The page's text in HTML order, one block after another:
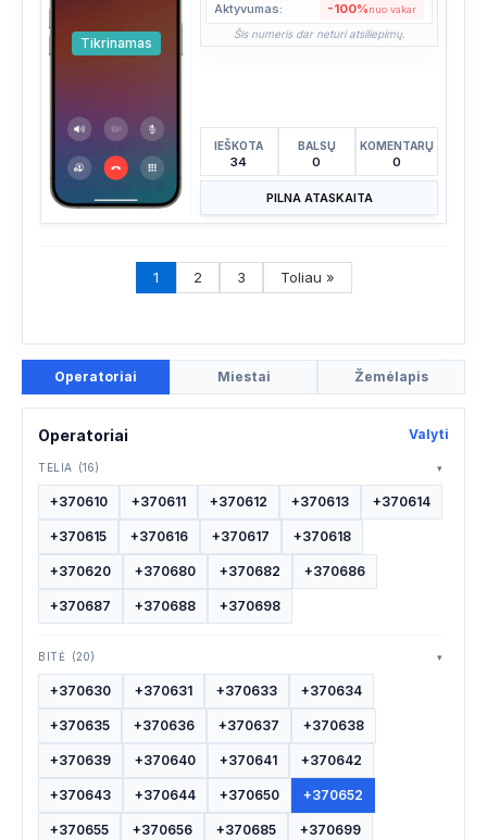
Tikrinamas
Aktyvumas:
-100%nuo vakar
Šis numeris dar neturi atsiliepimų.
IEŠKOTA
34
BALSŲ
0
KOMENTARŲ
0
PILNA ATASKAITA
1 2 3 Toliau »
Operatoriai Miestai Žemėlapis
Operatoriai Valyti
TELIA (16) ▾
+370610 +370611 +370612 +370613 +370614
+370615 +370616 +370617 +370618
+370620 +370680 +370682 +370686
+370687 +370688 +370698
BITĖ (20) ▾
+370630 +370631 +370633 +370634
+370635 +370636 +370637 +370638
+370639 +370640 +370641 +370642
+370643 +370644 +370650 +370652
+370655 +370656 +370685 +370699